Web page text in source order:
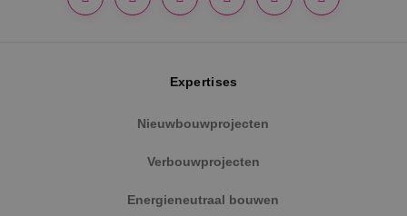
Expertises
Nieuwbouwprojecten
Verbouwprojecten
Energieneutraal bouwen